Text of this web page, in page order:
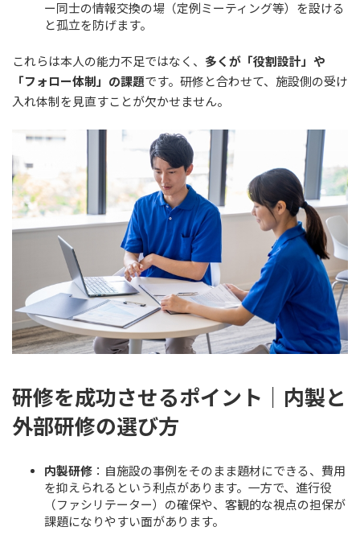
ー同士の情報交換の場（定例ミーティング等）を設ける
と孤立を防げます。
これらは本人の能力不足ではなく、 多くが「役割設計」や
「フォロー体制」の課題です。研修と合わせて、施設側の受け
入れ体制を見直すことが欠かせません。
研修を成功させるポイント｜内製と
外部研修の選び方
内製研修 ：自施設の事例をそのまま題材にできる、費用
を抑えられるという利点があります。一方で、進行役
（ファシリテーター）の確保や、客観的な視点の担保が
課題になりやすい面があります。